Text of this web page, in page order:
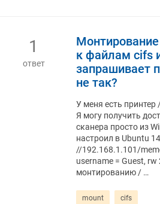
1
ответ
к файлам cifs
запрашивает
не так?
У меня есть принтер
Я могу получить
сканера просто из
настроил в Ubuntu
//192.168.1.101/
username = Guest, rw
монтированию / …
mount cifs